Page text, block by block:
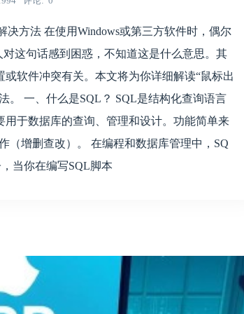
方法 在使用Windows或第三方软件时，偶尔
这句话感到困惑，不知道这是什么意思。其
软件冲突有关。本文将为你详细解读“鼠标出
。 一、什么是SQL？ SQL是结构化查询语言
用于数据库的查询、管理和设计。功能简单来
（增删查改）。 在编程和数据库管理中，SQ
当你在编写SQL脚本